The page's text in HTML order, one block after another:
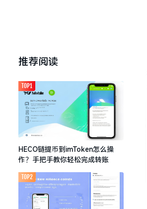
推荐阅读
HECO链提币到imToken怎么操
作？手把手教你轻松完成转账
TOP1
TOP2